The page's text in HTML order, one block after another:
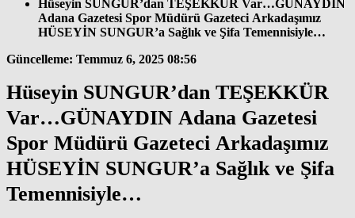
Hüseyin SUNGUR’dan TEŞEKKÜR Var…GÜNAYDIN
Adana Gazetesi Spor Müdürü Gazeteci Arkadaşımız
HÜSEYİN SUNGUR’a Sağlık ve Şifa Temennisiyle…
Güncelleme: Temmuz 6, 2025 08:56
Hüseyin SUNGUR’dan TEŞEKKÜR
Var…GÜNAYDIN Adana Gazetesi
Spor Müdürü Gazeteci Arkadaşımız
HÜSEYİN SUNGUR’a Sağlık ve Şifa
Temennisiyle…